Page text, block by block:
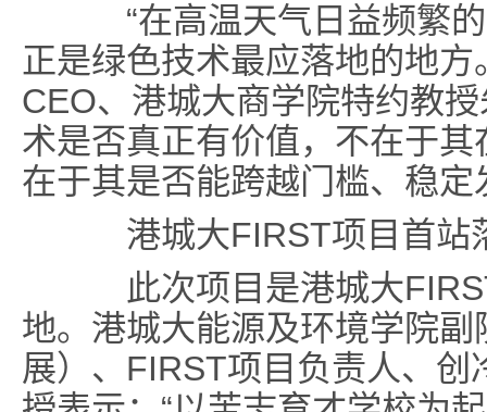
“在高温天气日益频繁的
正是绿色技术最应落地的地
CEO、港城大商学院特约教
术是否真正有价值，不在于
在于其是否能跨越门槛、稳定
港城大FIRST项目首站
此次项目是港城大
地。港城大能源及环境学院
展）、FIRST项目负责人、